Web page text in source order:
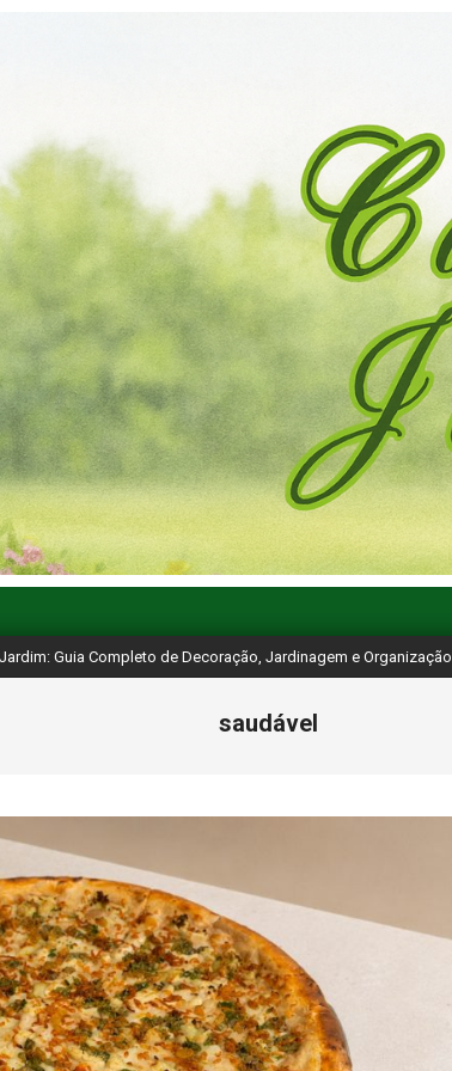
Guia Completo de Decoração, Jardinagem e Organização
saudável